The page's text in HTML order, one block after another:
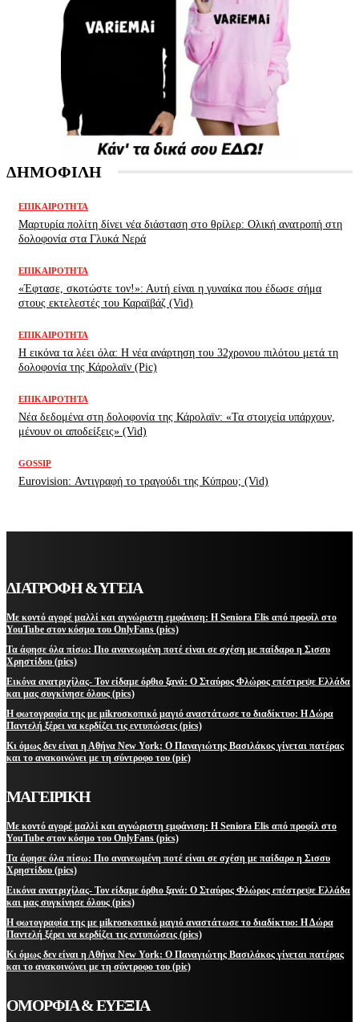
ΔΗΜΟΦΙΛΗ
ΕΠΙΚΑΙΡΌΤΗΤΑ
Μαρτυρία πολίτη δίνει νέα διάσταση στο θρίλερ: Ολική ανατροπή στη
δολοφονία στα Γλυκά Νερά
ΕΠΙΚΑΙΡΌΤΗΤΑ
«Έφτασε, σκοτώστε τον!»: Αυτή είναι η γυναίκα που έδωσε σήμα
στους εκτελεστές του Καραϊβάζ (Vid)
ΕΠΙΚΑΙΡΌΤΗΤΑ
H εικόνα τα λέει όλα: H νέα ανάρτηση του 32χρονου πιλότου μετά τη
δολοφονία της Κάρολαϊν (Pic)
ΕΠΙΚΑΙΡΌΤΗΤΑ
Νέα δεδομένα στη δολοφονία της Κάρολαϊν: «Τα στοιχεία υπάρχουν,
μένουν οι αποδείξεις» (Vid)
GOSSIP
Eurovision: Αντιγραφή το τραγούδι της Κύπρου; (Vid)
ΔΙΑΤΡΟΦΗ & ΥΓΕΙΑ
Με κοντό αγορέ μαλλί και αγνώριστη εμφάνιση: Η Seniora Elis από προφίλ στο
YouTube στον κόσμο του OnlyFans (pics)
Τα άφησε όλα πίσω: Πιο ανανεωμένη ποτέ είναι σε σχέση με παίδαρο η Σισσυ
Χρηστίδου (pics)
Εικόνα ανατριχίλας- Τον είδαμε όρθιο ξανά: Ο Σταύρος Φλώρος επέστρεψε Ελλάδα
και μας συγκίνησε όλους (pics)
Η φωτογραφία της με μikroσκοπικό μαγιό αναστάτωσε το διαδίκτυο: Η Δώρα
Παντελή ξέρει να κερδίζει τις εντυπώσεις (pics)
Κι όμως δεν είναι η Αθήνα New York: Ο Παναγιώτης Βασιλάκος γίνεται πατέρας
και το ανακοινώνει με τη σύντροφο του (pic)
ΜΑΓΕΙΡΙΚΗ
Με κοντό αγορέ μαλλί και αγνώριστη εμφάνιση: Η Seniora Elis από προφίλ στο
YouTube στον κόσμο του OnlyFans (pics)
Τα άφησε όλα πίσω: Πιο ανανεωμένη ποτέ είναι σε σχέση με παίδαρο η Σισσυ
Χρηστίδου (pics)
Εικόνα ανατριχίλας- Τον είδαμε όρθιο ξανά: Ο Σταύρος Φλώρος επέστρεψε Ελλάδα
και μας συγκίνησε όλους (pics)
Η φωτογραφία της με μikroσκοπικό μαγιό αναστάτωσε το διαδίκτυο: Η Δώρα
Παντελή ξέρει να κερδίζει τις εντυπώσεις (pics)
Κι όμως δεν είναι η Αθήνα New York: Ο Παναγιώτης Βασιλάκος γίνεται πατέρας
και το ανακοινώνει με τη σύντροφο του (pic)
ΟΜΟΡΦΙΑ & ΕΥΕΞΙΑ